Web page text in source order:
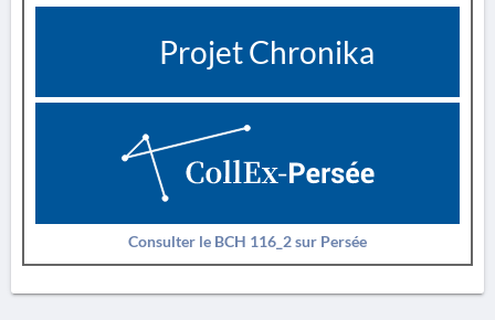
Projet Chronika
Consulter le BCH 116_2 sur Persée